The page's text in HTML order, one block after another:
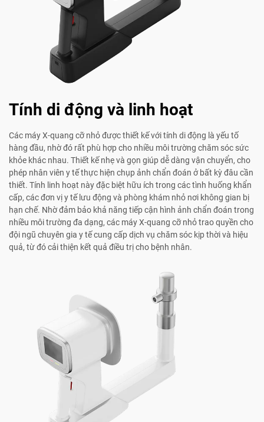
Tính di động và linh hoạt
Các máy X-quang cỡ nhỏ được thiết kế với tính di động là yếu tố
hàng đầu, nhờ đó rất phù hợp cho nhiều môi trường chăm sóc sức
khỏe khác nhau. Thiết kế nhẹ và gọn giúp dễ dàng vận chuyển, cho
phép nhân viên y tế thực hiện chụp ảnh chẩn đoán ở bất kỳ đâu cần
thiết. Tính linh hoạt này đặc biệt hữu ích trong các tình huống khẩn
cấp, các đơn vị y tế lưu động và phòng khám nhỏ nơi không gian bị
hạn chế. Nhờ đảm bảo khả năng tiếp cận hình ảnh chẩn đoán trong
nhiều môi trường đa dạng, các máy X-quang cỡ nhỏ trao quyền cho
đội ngũ chuyên gia y tế cung cấp dịch vụ chăm sóc kịp thời và hiệu
quả, từ đó cải thiện kết quả điều trị cho bệnh nhân.